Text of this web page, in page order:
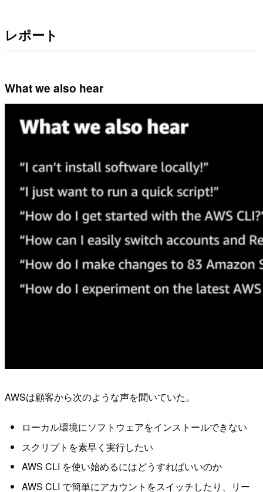
レポート
What we also hear
AWSは顧客から次のような声を聞いていた。
ローカル環境にソフトウェアをインストールできない
スクリプトを素早く実行したい
AWS CLI を使い始めるにはどうすればいいのか
AWS CLI で簡単にアカウントをスイッチしたり、リー